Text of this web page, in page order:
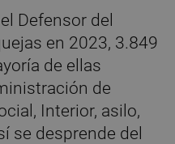
Defensor del
en 2023, 3.849
de ellas
de
Interior, asilo,
se desprende del